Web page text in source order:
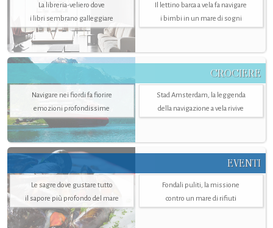
La libreria-veliero dove
i libri sembrano galleggiare
Il lettino barca a vela fa navigare
i bimbi in un mare di sogni
CROCIERE
Navigare nei fiordi fa fiorire
emozioni profondissime
Stad Amsterdam, la leggenda
della navigazione a vela rivive
EVENTI
Le sagre dove gustare tutto
il sapore più profondo del mare
Fondali puliti, la missione
contro un mare di rifiuti